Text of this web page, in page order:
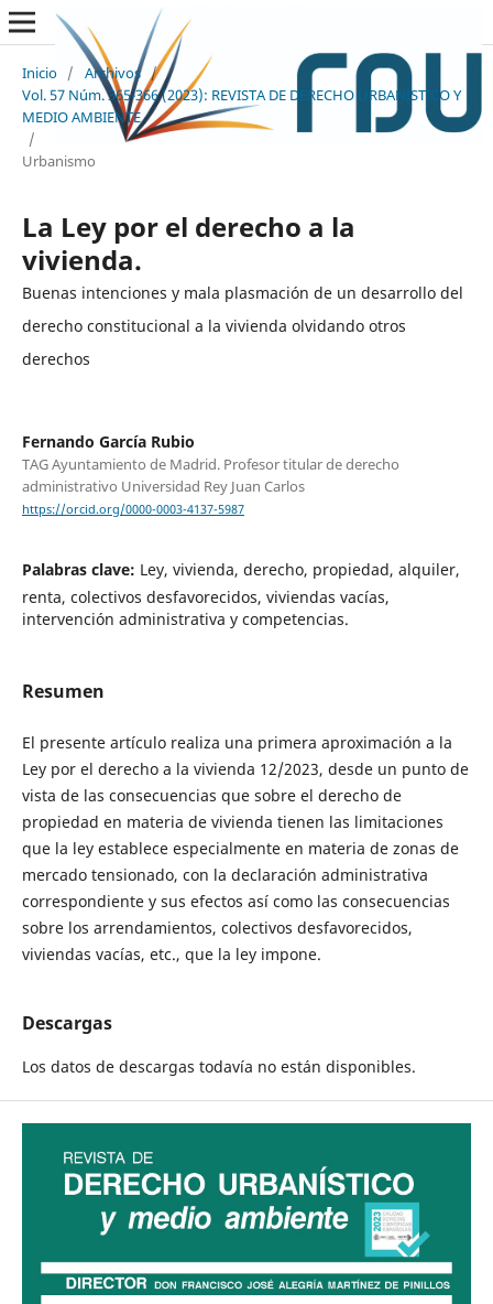
Inicio / Archivos /
Vol. 57 Núm. 365-366 (2023): REVISTA DE DERECHO URBANÍSTICO Y
MEDIO AMBIENTE
/
Urbanismo
La Ley por el derecho a la
vivienda.
Buenas intenciones y mala plasmación de un desarrollo del
derecho constitucional a la vivienda olvidando otros
derechos
Fernando García Rubio
TAG Ayuntamiento de Madrid. Profesor titular de derecho
administrativo Universidad Rey Juan Carlos
https://orcid.org/0000-0003-4137-5987
Palabras clave: Ley, vivienda, derecho, propiedad, alquiler,
renta, colectivos desfavorecidos, viviendas vacías,
intervención administrativa y competencias.
Resumen
El presente artículo realiza una primera aproximación a la
Ley por el derecho a la vivienda 12/2023, desde un punto de
vista de las consecuencias que sobre el derecho de
propiedad en materia de vivienda tienen las limitaciones
que la ley establece especialmente en materia de zonas de
mercado tensionado, con la declaración administrativa
correspondiente y sus efectos así como las consecuencias
sobre los arrendamientos, colectivos desfavorecidos,
viviendas vacías, etc., que la ley impone.
Descargas
Los datos de descargas todavía no están disponibles.